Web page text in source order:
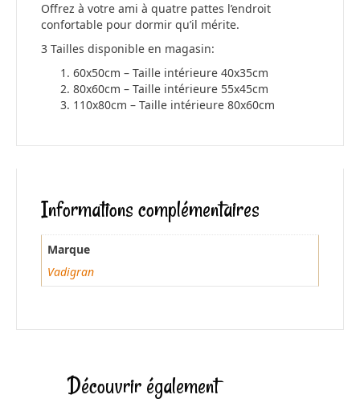
Offrez à votre ami à quatre pattes l’endroit
confortable pour dormir qu’il mérite.
3 Tailles disponible en magasin:
60x50cm – Taille intérieure 40x35cm
80x60cm – Taille intérieure 55x45cm
110x80cm – Taille intérieure 80x60cm
Informations complémentaires
Marque
Vadigran
Découvrir également